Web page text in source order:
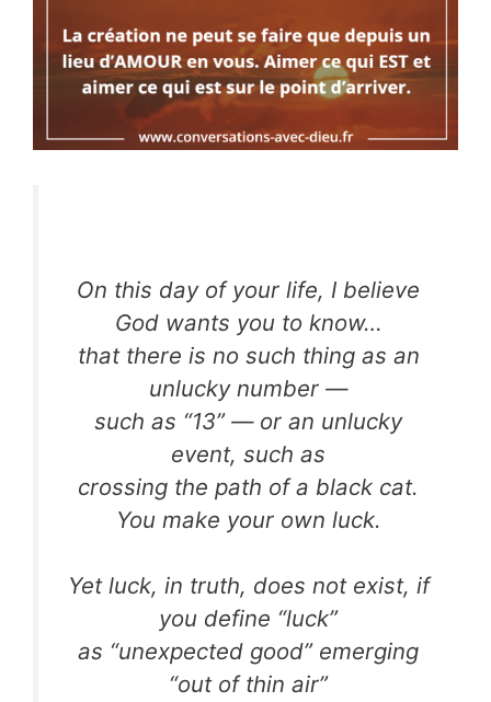
On this day of your life, I believe
God wants you to know…
that there is no such thing as an
unlucky number —
such as “13” — or an unlucky
event, such as
crossing the path of a black cat.
You make your own luck.
Yet luck, in truth, does not exist, if
you define “luck”
as “unexpected good” emerging
“out of thin air”